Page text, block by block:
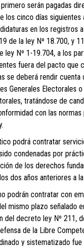
rimero serán pagadas
los cinco días siguientes
en los registros
de la ley Nº 18.700, y
ley Nº 1-19.704, a los
fuera del pacto que
se deberá rendir cuenta
Generales Electorales
tratándose de
con las
podrá contratar
condenadas por
de los derechos
dos años anteriores a
podrán contratar con
mismo plazo señalado
del decreto ley Nº 211,
de la Libre
y sistematizado